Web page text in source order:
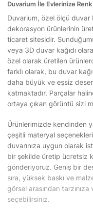
Duvarium İle Evlerinize Renk
Duvarium, özel ölçü duvar
dekorasyon ürünlerinin
ticaret sitesidir.
veya 3D duvar kağıdı
özel olarak üretilen
farklı olarak, bu duvar
daha büyük ve eşsiz
katmaktadır. Parçalar
ortaya çıkan görüntü sizi
Ürünlerimizde kendinden
çeşitli materyal
duvarınıza uygun olarak
bir şekilde üretip ücretsiz
gönderiyoruz. Geniş bir
sıra, yüksek baskı ve
görsel arasından
seçebilirsiniz.